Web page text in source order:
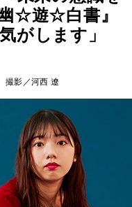
☆遊☆白書』
がします」
撮影／河西 遼